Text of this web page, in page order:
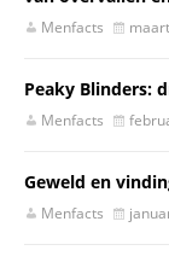
Menfacts
Peaky Blinders:
Menfacts
Geweld en
Menfacts